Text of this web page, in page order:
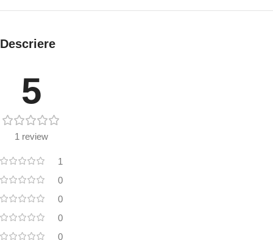
Descriere
5
1 review
1
0
0
0
0